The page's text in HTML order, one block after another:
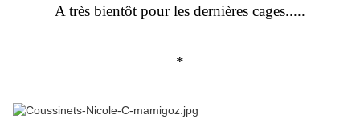
A très bientôt pour les dernières cages.....
*